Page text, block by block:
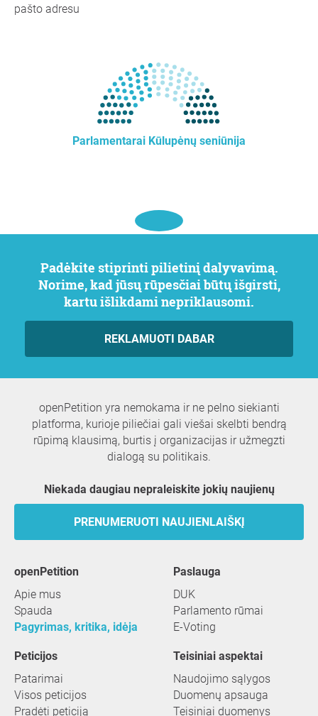
pašto adresu
Parlamentarai Kūlupėnų seniūnija
Padėkite stiprinti pilietinį dalyvavimą.
Norime, kad jūsų rūpesčiai būtų išgirsti,
kartu išlikdami nepriklausomi.
REKLAMUOTI DABAR
openPetition yra nemokama ir ne pelno siekianti
platforma, kurioje piliečiai gali viešai skelbti bendrą
rūpimą klausimą, burtis į organizacijas ir užmegzti
dialogą su politikais.
Niekada daugiau nepraleiskite jokių naujienų
PRENUMERUOTI NAUJIENLAIŠKĮ
openPetition
Apie mus
Spauda
Pagyrimas, kritika, idėja
paslauga
DUK
Parlamento rūmai
E-Voting
Peticijos
Patarimai
Visos peticijos
Pradėti peticiją
Teisiniai aspektai
Naudojimo sąlygos
Duomenų apsauga
Teisiniai duomenys